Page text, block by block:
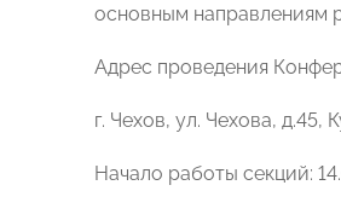
основным направлениям
Адрес проведения
г. Чехов, ул. Чехова,
Начало работы секций: